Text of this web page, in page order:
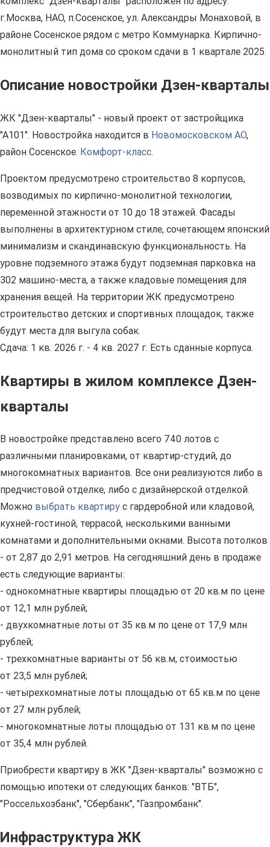
г.Москва, НАО, п.Сосенское, ул. Александры Монаховой, в
районе Сосенское рядом с метро Коммунарка. Кирпично-
монолитный тип дома со сроком сдачи в 1 квартале 2025.
Описание новостройки Дзен-кварталы
ЖК "Дзен-кварталы" - новый проект от застройщика
"А101". Новостройка находится в Новомосковском АО,
район Сосенское. Комфорт-класс.
Проектом предусмотрено строительство 8 корпусов,
возводимых по кирпично-монолитной технологии,
переменной этажности от 10 до 18 этажей. Фасады
выполнены в архитектурном стиле, сочетающем японский
минимализм и скандинавскую функциональность. На
уровне подземного этажа будут подземная парковка на
302 машино-места, а также кладовые помещения для
хранения вещей. На территории ЖК предусмотрено
строительство детских и спортивных площадок, также
будут места для выгула собак.
Сдача: 1 кв. 2026 г. - 4 кв. 2027 г. Есть сданные корпуса.
Квартиры в жилом комплексе Дзен-
кварталы
В новостройке представлено всего 740 лотов с
различными планировками, от квартир-студий, до
многокомнатных вариантов. Все они реализуются либо в
предчистовой отделке, либо с дизайнерской отделкой.
Можно выбрать квартиру с гардеробной или кладовой,
кухней-гостиной, террасой, несколькими ванными
комнатами и дополнительными окнами. Высота потолков
- от 2,87 до 2,91 метров. На сегодняшний день в продаже
есть следующие варианты:
- однокомнатные квартиры площадью от 20 кв.м по цене
от 12,1 млн рублей;
- двухкомнатные лоты от 35 кв.м по цене от 17,9 млн
рублей;
- трехкомнатные варианты от 56 кв.м, стоимостью
от 23,5 млн рублей;
- четырехкомнатные лоты площадью от 65 кв.м по цене
от 27 млн рублей;
- многокомнатные лоты площадью от 131 кв.м по цене
от 35,4 млн рублей.
Приобрести квартиру в ЖК "Дзен-кварталы" возможно с
помощью ипотеки от следующих банков: "ВТБ",
"Россельхозбанк", "Сбербанк", "Газпромбанк".
Инфраструктура ЖК